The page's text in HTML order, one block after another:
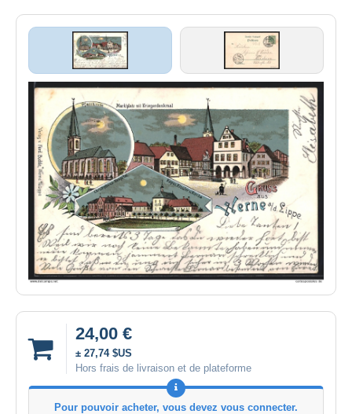
24,00 €
± 27,74 $US
Hors frais de livraison et de plateforme
Pour pouvoir acheter, vous devez vous connecter.